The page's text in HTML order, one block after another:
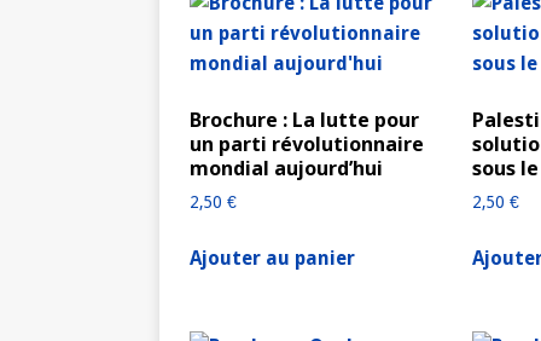
Brochure : La lutte pour
un parti révolutionnaire
mondial aujourd’hui
2,50 €
Ajouter au panier
sous
2,50€